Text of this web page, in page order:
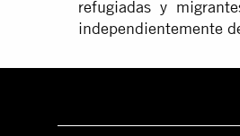
refugiadas y
independientemente